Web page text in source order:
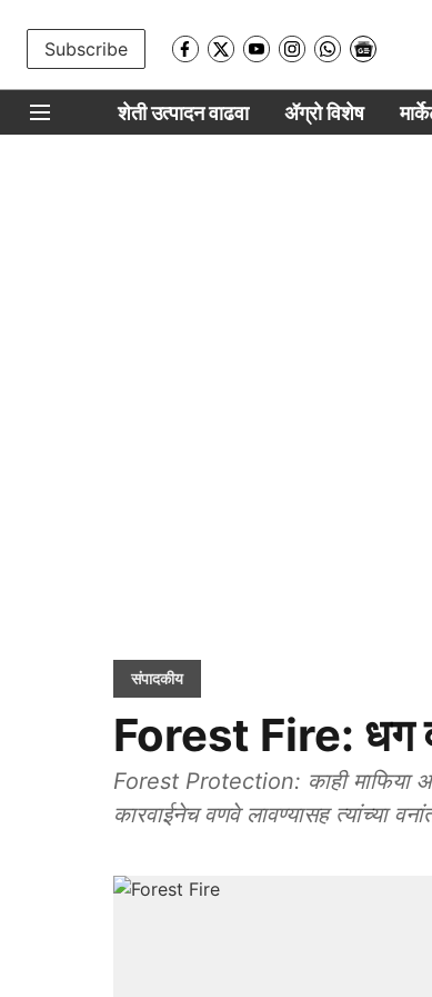
Subscribe
शेती उत्पादन वाढवा ॲग्रो विशेष
संपादकीय
Forest Fire: धग
Forest Protection: काही माफिया
कारवाईनेच वणवे लावण्यासह त्यांच्या